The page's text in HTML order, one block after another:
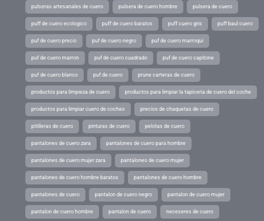
pulseras artesanales de cuero pulsera de cuero hombre pulsera de cuero
puff de cuero ecologico puff de cuero baratos puff cuero gris puff baul cuero
puf de cuero precio puf de cuero negro puf de cuero marroqui
puf de cuero marron puf de cuero cuadrado puf de cuero capitone
puf de cuero blanco puf de cuero prune carteras de cuero
productos para limpieza de cuero productos para limpiar la tapiceria de cuero del coche
productos para limpiar cuero de coches precios de chaquetas de cuero
pitilleras de cuero pinturas de cuero pelotas de cuero
pantalones de cuero zara pantalones de cuero para hombre
pantalones de cuero mujer zara pantalones de cuero mujer
pantalones de cuero hombre baratos pantalones de cuero hombre
pantalones de cuero pantalon de cuero negro pantalon de cuero mujer
pantalon de cuero hombre pantalon de cuero neceseres de cuero